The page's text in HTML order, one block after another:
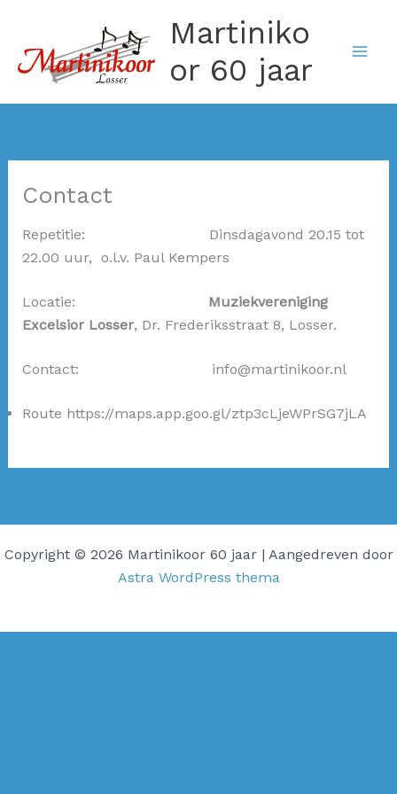
inhoud
Martiniko
or 60 jaar
Contact
Repetitie: Dinsdagavond 20.15 tot
22.00 uur, o.l.v. Paul Kempers
Locatie: Muziekvereniging
Excelsior Losser, Dr. Frederiksstraat 8, Losser.
Contact: info@martinikoor.nl
Route https://maps.app.goo.gl/ztp3cLjeWPrSG7jLA
Copyright © 2026 Martinikoor 60 jaar | Aangedreven door
Astra WordPress thema